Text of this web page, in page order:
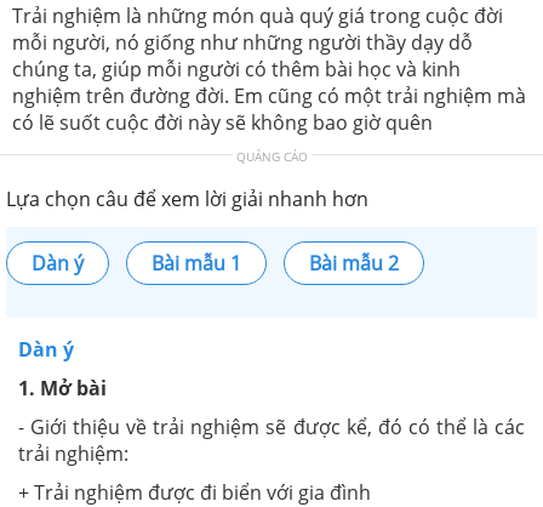
Trải nghiệm là những món quà quý giá trong cuộc đời
mỗi người, nó giống như những người thầy dạy dỗ
chúng ta, giúp mỗi người có thêm bài học và kinh
nghiệm trên đường đời. Em cũng có một trải nghiệm mà
có lẽ suốt cuộc đời này sẽ không bao giờ quên
QUẢNG CÁO
Lựa chọn câu để xem lời giải nhanh hơn
Dàn ý Bài mẫu 1 Bài mẫu 2
Dàn ý
1. Mở bài
- Giới thiệu về trải nghiệm sẽ được kể, đó có thể là các
trải nghiệm:
+ Trải nghiệm được đi biển với gia đình